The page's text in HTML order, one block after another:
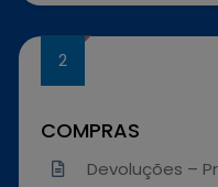
COMPRAS
Devoluções –